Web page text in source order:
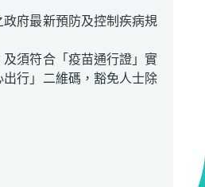
府最新預防及控制疾病規
須符合「疫苗通行證」實
行」二維碼，豁免人士除